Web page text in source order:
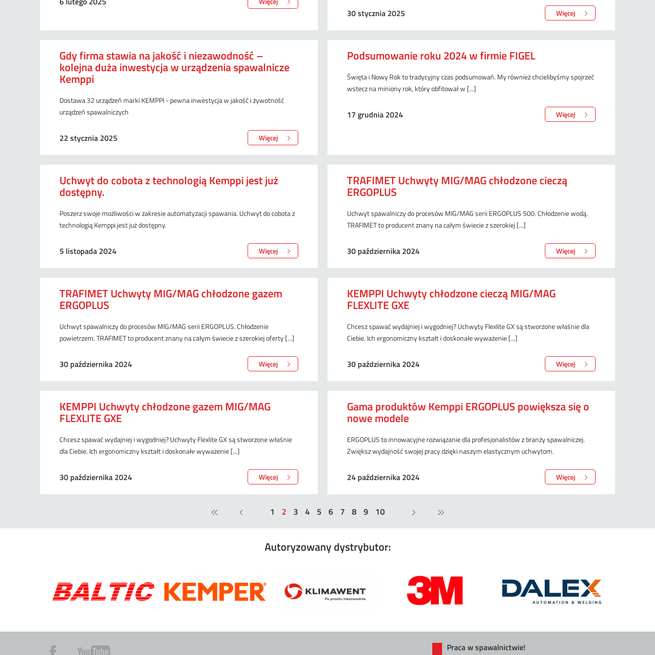
30 stycznia 2025 Więcej
Gdy firma stawia na jakość i niezawodność –
kolejna duża inwestycja w urządzenia spawalnicze
Kemppi
Dostawa 32 urządzeń marki KEMPPI - pewna inwestycja w jakość i żywotność
urządzeń spawalniczych
22 stycznia 2025 Więcej
Podsumowanie roku 2024 w firmie FIGEL
Święta i Nowy Rok to tradycyjny czas podsumowań. My również chcielibyśmy spojrzeć
wstecz na miniony rok, który obfitował w [...]
17 grudnia 2024 Więcej
Uchwyt do cobota z technologią Kemppi jest już
dostępny.
Poszerz swoje możliwości w zakresie automatyzacji spawania. Uchwyt do cobota z
technologią Kemppi jest już dostępny.
5 listopada 2024 Więcej
TRAFIMET Uchwyty MIG/MAG chłodzone cieczą
ERGOPLUS
Uchwyt spawalniczy do procesów MIG/MAG serii ERGOPLUS 500. Chłodzenie wodą.
TRAFIMET to producent znany na całym świecie z szerokiej [...]
30 października 2024 Więcej
TRAFIMET Uchwyty MIG/MAG chłodzone gazem
ERGOPLUS
Uchwyt spawalniczy do procesów MIG/MAG serii ERGOPLUS. Chłodzenie
powietrzem. TRAFIMET to producent znany na całym świecie z szerokiej oferty [...]
30 października 2024 Więcej
KEMPPI Uchwyty chłodzone cieczą MIG/MAG
FLEXLITE GXE
Chcesz spawać wydajniej i wygodniej? Uchwyty Flexlite GX są stworzone właśnie dla
Ciebie. Ich ergonomiczny kształt i doskonałe wyważenie [...]
30 października 2024 Więcej
KEMPPI Uchwyty chłodzone gazem MIG/MAG
FLEXLITE GXE
Chcesz spawać wydajniej i wygodniej? Uchwyty Flexlite GX są stworzone właśnie
dla Ciebie. Ich ergonomiczny kształt i doskonałe wyważenie [...]
30 października 2024 Więcej
Gama produktów Kemppi ERGOPLUS powiększa się o
nowe modele
ERGOPLUS to innowacyjne rozwiązanie dla profesjonalistów z branży spawalniczej.
Zwiększ wydajność swojej pracy dzięki naszym elastycznym uchwytom.
24 października 2024 Więcej
1 2 3 4 5 6 7 8 9 10
Autoryzowany dystrybutor:
Praca w spawalnictwie!